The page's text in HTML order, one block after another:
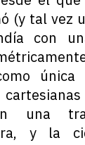
(y tal vez
con
única
una
y la